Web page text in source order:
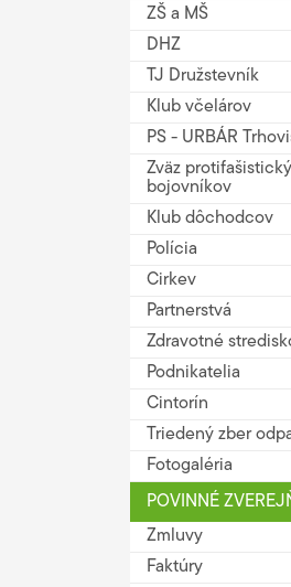
ZŠ a MŠ
DHZ
TJ Družstevník
Klub včelárov
PS - URBÁR
Zväz
bojovníkov
Klub dôchodcov
Polícia
Cirkev
Partnerstvá
Zdravotné
Podnikatelia
Cintorín
Triedený zber
Fotogaléria
POVINNÉ
Zmluvy
Faktúry